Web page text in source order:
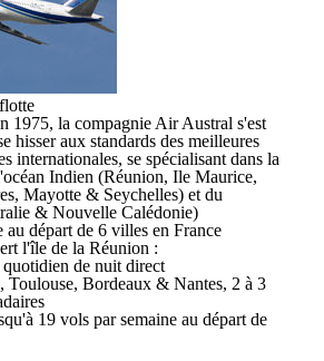
1975, la compagnie Air Austral s'est
hisser aux standards des meilleures
internationales, se spécialisant dans la
Indien (Réunion, Ile Maurice,
Mayotte & Seychelles) et du
& Nouvelle Calédonie)
départ de 6 villes en France
l'île de la Réunion :
de nuit direct
Toulouse, Bordeaux & Nantes, 2 à 3
19 vols par semaine au départ de